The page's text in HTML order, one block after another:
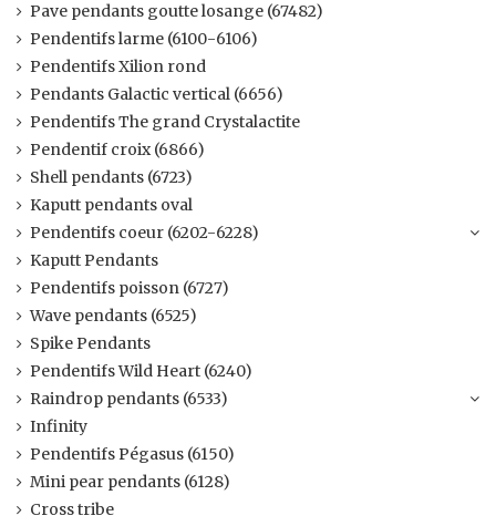
Pave pendants goutte losange (67482)
Pendentifs larme (6100-6106)
Pendentifs Xilion rond
Pendants Galactic vertical (6656)
Pendentifs The grand Crystalactite
Pendentif croix (6866)
Shell pendants (6723)
Kaputt pendants oval
Pendentifs coeur (6202-6228)
Kaputt Pendants
Pendentifs poisson (6727)
Wave pendants (6525)
Spike Pendants
Pendentifs Wild Heart (6240)
Raindrop pendants (6533)
Infinity
Pendentifs Pégasus (6150)
Mini pear pendants (6128)
Cross tribe